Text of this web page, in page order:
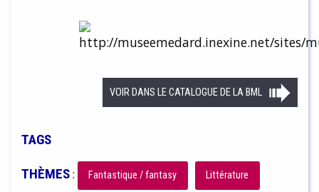
VOIR DANS LE CATALOGUE DE LA BML
TAGS
THÈMES: Fantastique / fantasy Littérature